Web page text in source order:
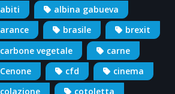
abiti
albina gabueva
arance
brasile
brexit
carbone vegetale
carne
Cenone
cfd
cinema
colazione
cotoletta